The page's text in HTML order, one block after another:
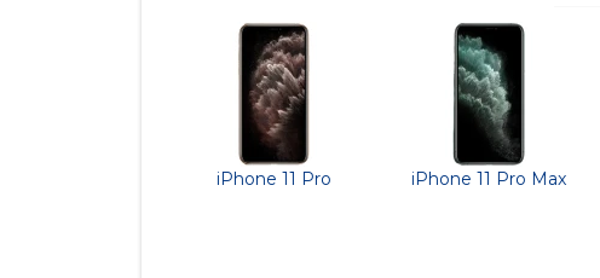
iPhone 11 Pro iPhone 11 Pro Max